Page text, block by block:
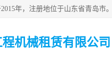
机械租赁有限公司